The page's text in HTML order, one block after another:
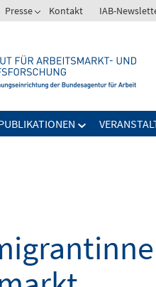
Presse Kontakt IAB-